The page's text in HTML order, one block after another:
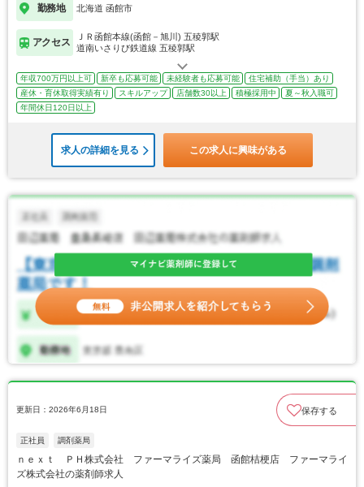
勤務地 北海道 函館市
アクセス
ＪＲ函館本線(函館－旭川) 五稜郭駅
道南いさりび鉄道線 五稜郭駅
年収700万円以上可 新卒も応募可能 未経験者も応募可能
住宅補助（手当）あり
産休・育休取得実績有り
スキルアップ 店舗数30以上 積極採用中
夏～秋入職可
年間休日120日以上
求人の詳細を見る この求人に興味がある
更新日：2026年6月18日 保存する
正社員 調剤薬局
ｎｅｘｔ ＰＨ株式会社 ファーマライズ薬局 函館桔梗店 ファーマライ
ズ株式会社の薬剤師求人